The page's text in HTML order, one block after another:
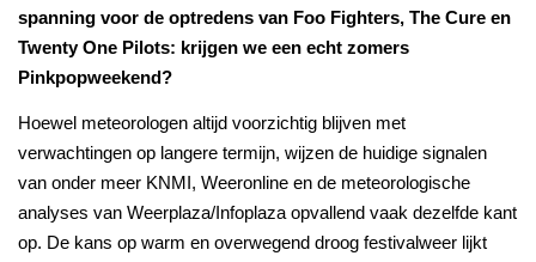
spanning voor de optredens van Foo Fighters, The Cure en
Twenty One Pilots: krijgen we een echt zomers
Pinkpopweekend?
Hoewel meteorologen altijd voorzichtig blijven met
verwachtingen op langere termijn, wijzen de huidige signalen
van onder meer KNMI, Weeronline en de meteorologische
analyses van Weerplaza/Infoplaza opvallend vaak dezelfde kant
op. De kans op warm en overwegend droog festivalweer lijkt